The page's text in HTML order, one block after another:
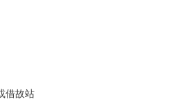
借故站